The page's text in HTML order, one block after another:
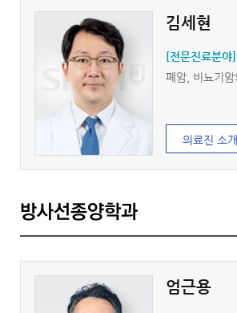
김세현
[전문진료분야]
폐암, 비뇨기
의료진 소개
방사선종양학과
엄근용